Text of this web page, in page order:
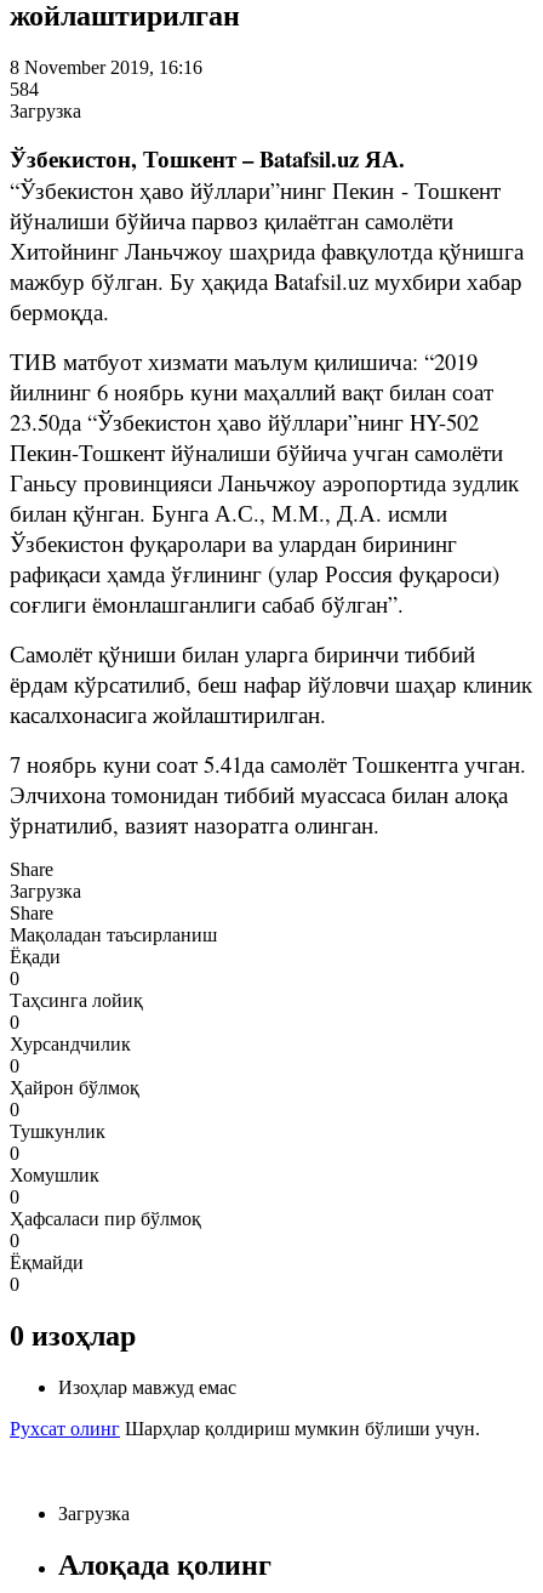
жойлаштирилган
8 November 2019, 16:16
584
Загрузка
Ўзбекистон, Тошкент – Batafsil.uz ЯА.
“Ўзбекистон ҳаво йўллари”нинг Пекин - Тошкент
йўналиши бўйича парвоз қилаётган самолёти
Хитойнинг Ланьчжоу шаҳрида фавқулотда қўнишга
мажбур бўлган. Бу ҳақида Batafsil.uz мухбири хабар
бермоқда.
ТИВ матбуот хизмати маълум қилишича: “2019
йилнинг 6 ноябрь куни маҳаллий вақт билан соат
23.50да “Ўзбекистон ҳаво йўллари”нинг HY-502
Пекин-Тошкент йўналиши бўйича учган самолёти
Ганьсу провинцияси Ланьчжоу аэропортида зудлик
билан қўнган. Бунга А.С., М.М., Д.А. исмли
Ўзбекистон фуқаролари ва улардан бирининг
рафиқаси ҳамда ўғлининг (улар Россия фуқароси)
соғлиги ёмонлашганлиги сабаб бўлган”.
Самолёт қўниши билан уларга биринчи тиббий
ёрдам кўрсатилиб, беш нафар йўловчи шаҳар клиник
касалхонасига жойлаштирилган.
7 ноябрь куни соат 5.41да самолёт Тошкентга учган.
Элчихона томонидан тиббий муассаса билан алоқа
ўрнатилиб, вазият назоратга олинган.
Share
Загрузка
Share
Мақоладан таъсирланиш
Ёқади
0
Таҳсинга лойиқ
0
Хурсандчилик
0
Ҳайрон бўлмоқ
0
Тушкунлик
0
Хомушлик
0
Ҳафсаласи пир бўлмоқ
0
Ёқмайди
0
0 изоҳлар
Изоҳлар мавжуд емас
Рухсат олинг Шарҳлар қолдириш мумкин бўлиши учун.
Загрузка
Алоқада қолинг